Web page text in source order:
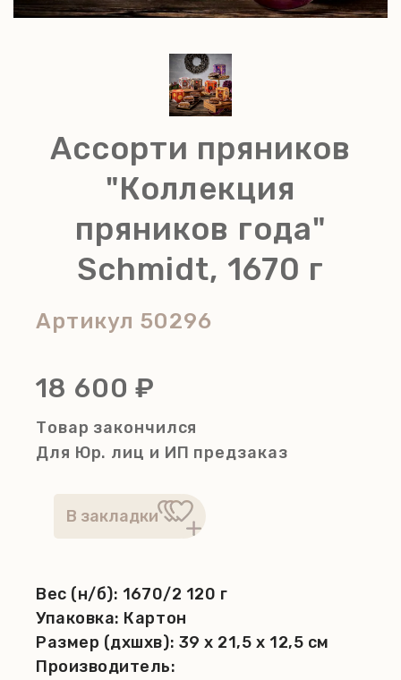
Ассорти пряников
"Коллекция
пряников года"
Schmidt, 1670 г
Артикул50296
18 600 ₽
Товар закончился
Для Юр. лиц и ИП предзаказ
Вес (н/б): 1670/2 120 г
Упаковка: Картон
Размер (дхшхв): 39 x 21,5 x 12,5 см
Производитель: